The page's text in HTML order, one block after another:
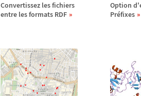
Convertissez les fichiers
entre les formats RDF
Option
Préfixes